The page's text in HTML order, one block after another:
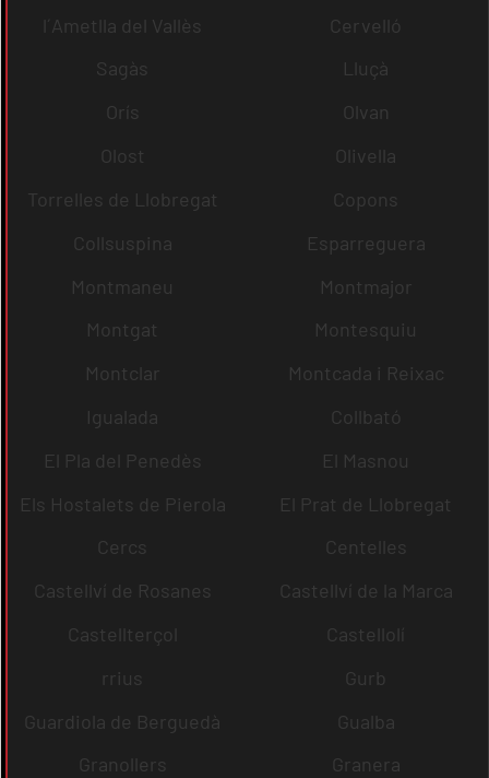
l´Ametlla del Vallès
Cervelló
Sagàs
Lluçà
Orís
Olvan
Olost
Olivella
Torrelles de Llobregat
Copons
Collsuspina
Esparreguera
Montmaneu
Montmajor
Montgat
Montesquiu
Montclar
Montcada i Reixac
Igualada
Collbató
El Pla del Penedès
El Masnou
Els Hostalets de Pierola
El Prat de Llobregat
Cercs
Centelles
Castellví de Rosanes
Castellví de la Marca
Castellterçol
Castellolí
rrius
Gurb
Guardiola de Berguedà
Gualba
Granollers
Granera